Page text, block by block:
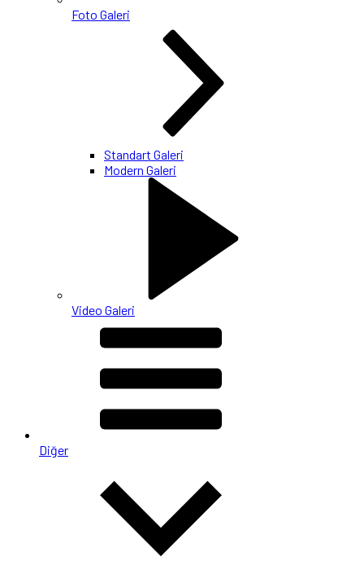
Foto Galeri
Standart Galeri
Modern Galeri
Video Galeri
Diğer